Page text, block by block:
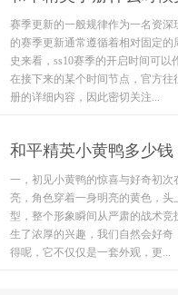
赛季更新的一般规律作为一名资
的赛季更新通常遵循着相对固定
史来看，ss10赛季的开启时间可
在接下来的某个时间节点，官方
册的详细内容，因此密切关注...
和平精英小黄鸭多少
一，初见小黄鸭的惊喜与好奇初
亮，角色穿着一身明亮的黄色，
型，整个形象瞬间从严肃的战术
生了浓厚的兴趣，我们自然会好
得呢，它不仅仅是一套外观，更...